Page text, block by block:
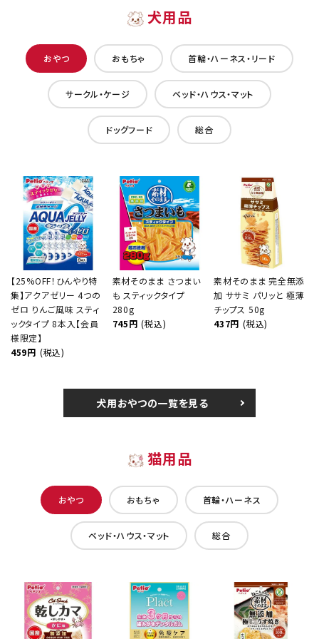
犬用品
おやつ おもちゃ 首輪・ハーネス・リード
サークル・ケージ ベッド・ハウス・マット
ドッグフード 総合
【25%OFF！ひんやり特
集】アクアゼリー 4つの
ゼロ りんご風味 スティ
ックタイプ 8本入【会員
様限定】
459円 (税込)
素材そのまま さつまい
も スティックタイプ
280g
745円 (税込)
素材そのまま 完全無添
加 ササミ パリッと 極薄
チップス 50g
437円 (税込)
犬用おやつの一覧を見る
猫用品
おやつ おもちゃ 首輪・ハーネス
ベッド・ハウス・マット 総合